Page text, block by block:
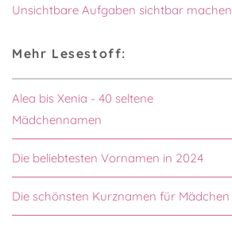
Unsichtbare Aufgaben sichtbar machen
Mehr Lesestoff:
Alea bis Xenia - 40 seltene
Mädchennamen
Die beliebtesten Vornamen in 2024
Die schönsten Kurznamen für Mädchen